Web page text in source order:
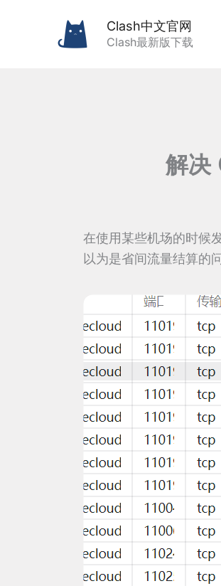
Clash中文官网
Clash最新版下载
解决
在使用某些机场的时候
以为是省间流量结算的